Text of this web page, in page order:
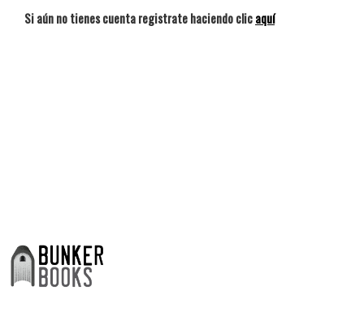
Si aún no tienes cuenta registrate haciendo clicaquí